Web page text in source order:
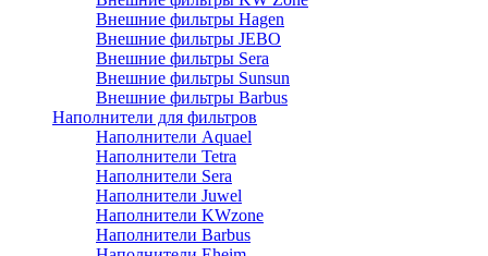
Внешние фильтры Hagen
Внешние фильтры JEBO
Внешние фильтры Sera
Внешние фильтры Sunsun
Внешние фильтры Barbus
Наполнители для фильтров
Наполнители Aquael
Наполнители Tetra
Наполнители Sera
Наполнители Juwel
Наполнители KWzone
Наполнители Barbus